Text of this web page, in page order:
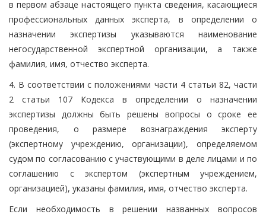
в первом абзаце настоящего пункта сведения, касающиеся
профессиональных данных эксперта, в определении о
назначении экспертизы указываются наименование
негосударственной экспертной организации, а также
фамилия, имя, отчество эксперта.
4. В соответствии с положениями части 4 статьи 82, части
2 статьи 107 Кодекса в определении о назначении
экспертизы должны быть решены вопросы о сроке ее
проведения, о размере вознаграждения эксперту
(экспертному учреждению, организации), определяемом
судом по согласованию с участвующими в деле лицами и по
соглашению с экспертом (экспертным учреждением,
организацией), указаны фамилия, имя, отчество эксперта.
Если необходимость в решении названных вопросов